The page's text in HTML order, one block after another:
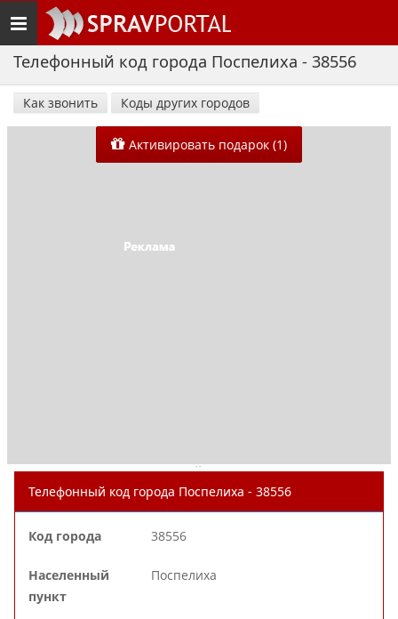
Toggle
navigation
Телефонный код города Поспелиха - 38556
Как звонить Коды других городов
Активировать подарок (1)
. .
Телефонный код города Поспелиха - 38556
Код города 38556
Населенный
пункт
Поспелиха